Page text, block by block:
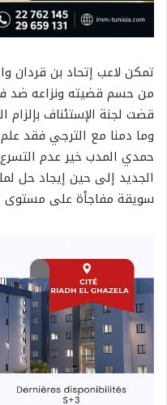
تمكن لاعب إتحاد بن قردان
من حسم قضيته ونزاعه ضد
قضت لجنة الإستئناف بإلزام الترجي
وما دمنا مع الترجي فقد
حمدي المدب خير عدم
الجديد إلى حين إيجاد حل
سويقة مفاجأة على مستوى